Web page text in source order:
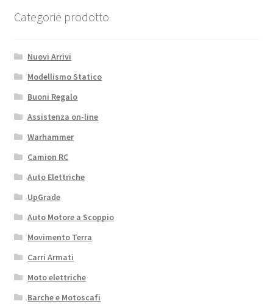
Categorie prodotto
Nuovi Arrivi
Modellismo Statico
Buoni Regalo
Assistenza on-line
Warhammer
Camion RC
Auto Elettriche
UpGrade
Auto Motore a Scoppio
Movimento Terra
Carri Armati
Moto elettriche
Barche e Motoscafi